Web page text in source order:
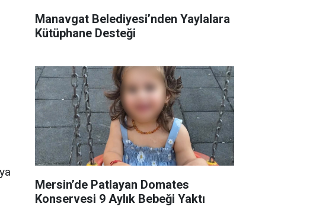
Manavgat Belediyesi’nden Yaylalara
Kütüphane Desteği
Mersin’de Patlayan Domates
Konservesi 9 Aylık Bebeği Yaktı